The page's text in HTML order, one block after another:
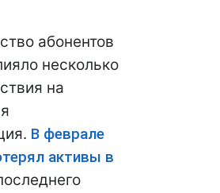
абонентов
несколько
на
В феврале
активы в